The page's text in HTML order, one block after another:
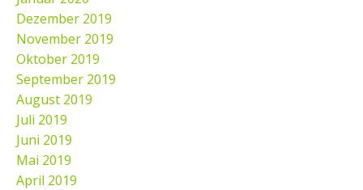
Dezember 2019
November 2019
Oktober 2019
September 2019
August 2019
Juli 2019
Juni 2019
Mai 2019
April 2019